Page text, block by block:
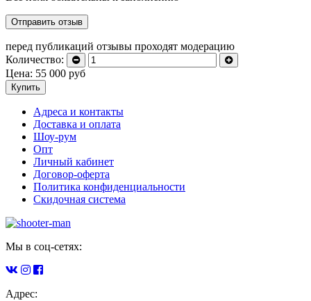
перед публикаций отзывы проходят модерацию
Количество:
Цена: 55 000 руб
Купить
Адреса и контакты
Доставка и оплата
Шоу-рум
Опт
Личный кабинет
Договор-оферта
Политика конфиденциальности
Скидочная система
Мы в соц-сетях:
Адрес: